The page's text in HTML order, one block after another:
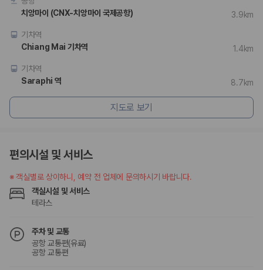
카모아 사이트맵
치앙마이 (CNX-치앙마이 국제공항)
3.9km
기차역
Chiang Mai 기차역
1.4km
기차역
Saraphi 역
8.7km
지도로 보기
편의시설 및 서비스
※객실별로 상이하니, 예약 전 업체에 문의하시기 바랍니다.
객실시설 및 서비스
테라스
주차 및 교통
공항 교통편(유료)
공항 교통편